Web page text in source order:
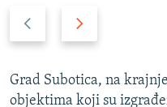
MOJA EVROPA
SVE KARTE DEJTONA
Prethodni Naredni
Grad Subotica, na
objektima koji su